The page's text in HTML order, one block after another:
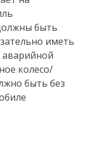
быть
иметь
колесо/
быть без